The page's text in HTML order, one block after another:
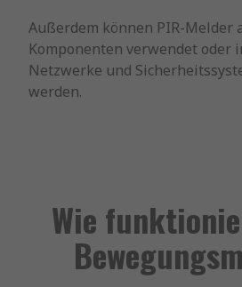
Außerdem können PIR-Melder
Komponenten verwendet oder
Netzwerke und
werden.
Wie